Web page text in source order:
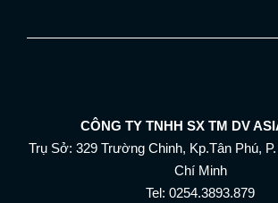
CÔNG TY TNHH SX TM DV
Trụ Sở: 329 Trường Chinh, Kp.Tân Phú,
Chí Minh
Tel: 0254.3893.879